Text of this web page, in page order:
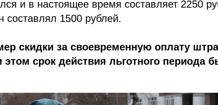
и в настоящее время составляет 2250
составлял 1500 рублей.
скидки за своевременную оплату
этом срок действия льготного периода